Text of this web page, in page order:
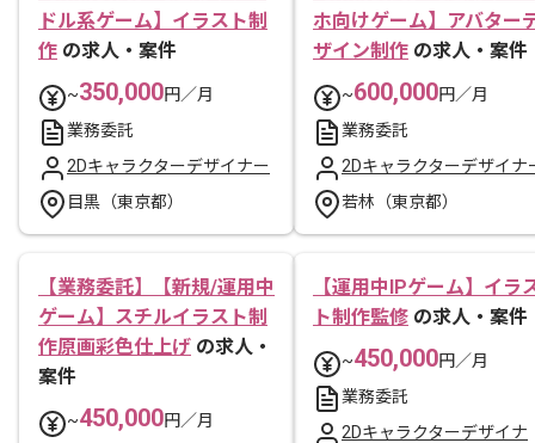
ドル系ゲーム】イラスト制
作 の求人・案件
~350,000円／月
業務委託
2Dキャラクターデザイナー
目黒（東京都）
ホ向けゲーム】アバター
ザイン制作 の求人・案件
~600,000円／月
業務委託
2Dキャラクターデザイナ
若林（東京都）
【業務委託】【新規/運用中
ゲーム】スチルイラスト制
作原画彩色仕上げ の求人・
案件
~450,000円／月
【運用中IPゲーム】イラ
ト制作監修 の求人・案件
~450,000円／月
業務委託
2Dキャラクターデザイナ